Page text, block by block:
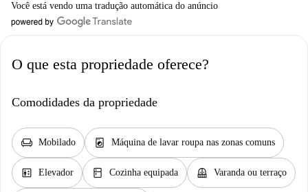
Você está vendo uma tradução automática do anúncio
O que esta propriedade oferece?
Comodidades da propriedade
chair Mobilado local_laundry_service Máquina de lavar roupa nas zonas comuns
elevator Elevador kitchen Cozinha equipada balcony Varanda ou terraço